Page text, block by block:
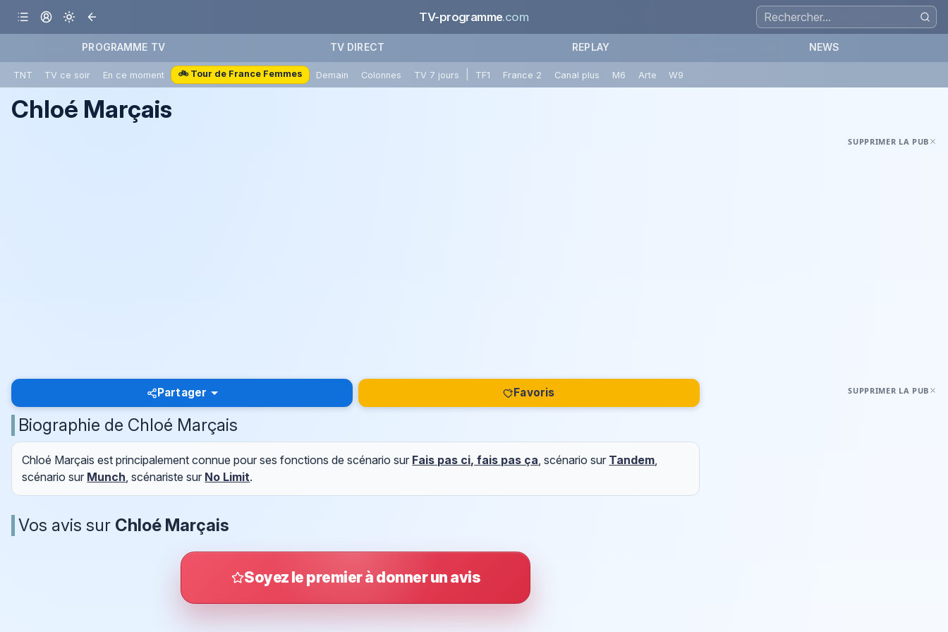
TV-programme.com
PROGRAMME TV TV DIRECT REPLAY NEWS
TNT TV ce soir En ce moment 🚲 Tour de France Femmes Demain Colonnes TV 7 jours TF1 France 2 Canal plus M6 Arte W9
Chloé Marçais
SUPPRIMER LA PUB
Partager Favoris
Biographie de Chloé Marçais
Chloé Marçais est principalement connue pour ses fonctions de scénario sur Fais pas ci, fais pas ça, scénario sur Tandem,
scénario sur Munch, scénariste sur No Limit.
Vos avis sur Chloé Marçais
Soyez le premier à donner un avis
SUPPRIMER LA PUB